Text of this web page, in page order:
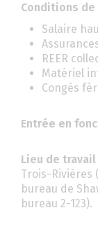
Conditions de
Salaire
REER
Matériel
Congés
Entrée en
Lieu de travail
Trois-Rivières
bureau de
bureau 2-123).